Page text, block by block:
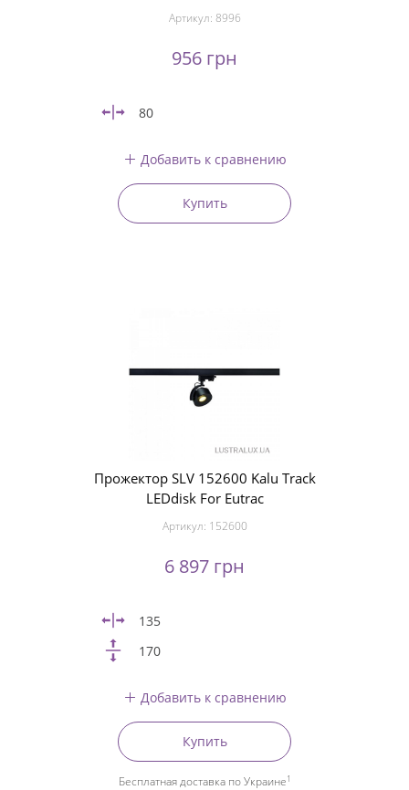
Артикул: 8996
956 грн
80
Добавить к сравнению
Купить
Прожектор SLV 152600 Kalu Track
LEDdisk For Eutrac
Артикул: 152600
6 897 грн
135
170
Добавить к сравнению
Купить
Бесплатная доставка по Украине1